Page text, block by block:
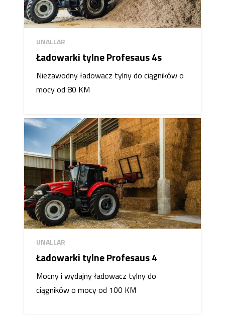
UNALLAR
Ładowarki tylne Profesaus 4s
Niezawodny ładowacz tylny do ciągników o
mocy od 80 KM
UNALLAR
Ładowarki tylne Profesaus 4
Mocny i wydajny ładowacz tylny do
ciągników o mocy od 100 KM